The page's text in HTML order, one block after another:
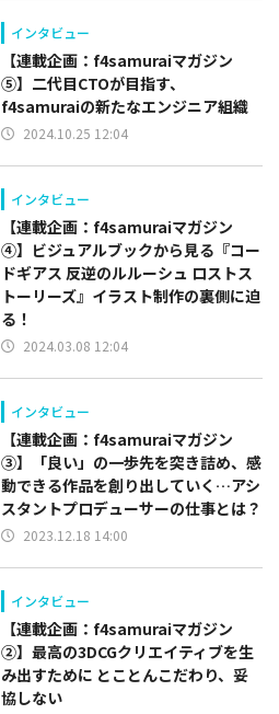
インタビュー
【連載企画：f4samuraiマガジン
⑤】二代目CTOが目指す、
f4samuraiの新たなエンジニア組織
2024.10.25 12:04
インタビュー
【連載企画：f4samuraiマガジン
④】ビジュアルブックから見る『コー
ドギアス 反逆のルルーシュ ロストス
トーリーズ』イラスト制作の裏側に迫
る！
2024.03.08 12:04
インタビュー
【連載企画：f4samuraiマガジン
③】「良い」の一歩先を突き詰め、感
動できる作品を創り出していく…アシ
スタントプロデューサーの仕事とは？
2023.12.18 14:00
インタビュー
【連載企画：f4samuraiマガジン
②】最高の3DCGクリエイティブを生
み出すために とことんこだわり、妥
協しない